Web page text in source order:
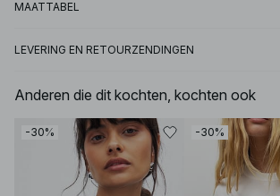
MAATTABEL
LEVERING EN RETOURZENDINGEN
Anderen die dit kochten, kochten ook
-30% -30%